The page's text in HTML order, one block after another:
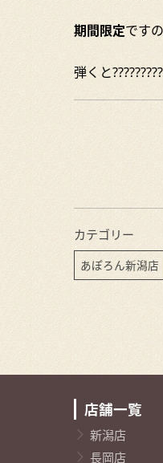
期間限定です
弾くと
カテゴリー
あぽろん新潟店
店舗一覧
新潟店
長岡店